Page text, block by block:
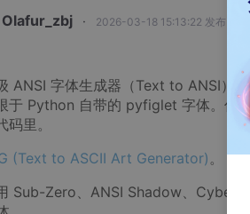
Olafur_zbj · 2026-03-18 15:13:22 发布
ANSI 字体生成器（Text to ANSI）
于 Python 自带的 pyfiglet 字体。你
码里。
(Text to ASCII Art Generator)。
Sub-Zero、ANSI Shadow、